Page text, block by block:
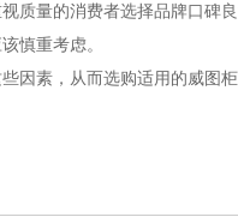
质量的消费者选择品牌口
慎重考虑。
素，从而选购适用的威图